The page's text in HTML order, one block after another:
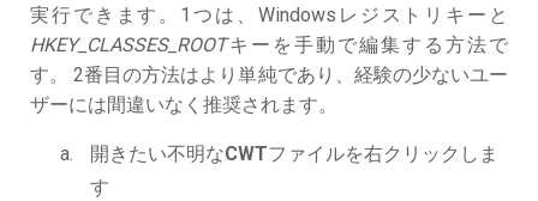
実行できます。1つは、Windowsレジストリキーと
HKEY_CLASSES_ROOTキーを手動で編集する方法で
す。 2番目の方法はより単純であり、経験の少ないユー
ザーには間違いなく推奨されます。
開きたい不明なCWTファイルを右クリックしま
す